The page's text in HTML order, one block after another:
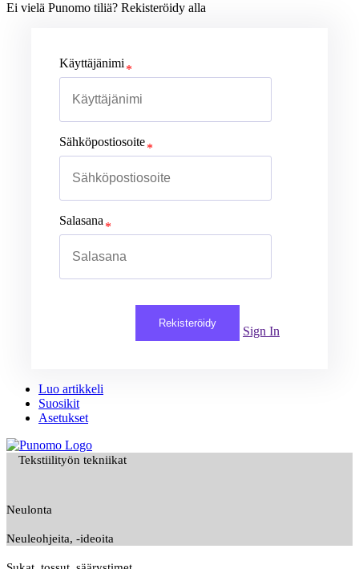
Ei vielä Punomo tiliä? Rekisteröidy alla
Käyttäjänimi
Sähköpostiosoite
Salasana
Rekisteröidy
Sign In
Luo artikkeli
Suosikit
Asetukset
Tekstiilityön tekniikat
Neulonta
Neuleohjeita, -ideoita